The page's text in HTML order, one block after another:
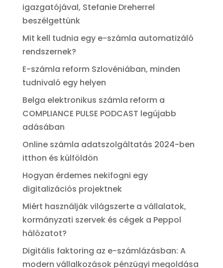
igazgatójával, Stefanie Dreherrel
beszélgettünk
Mit kell tudnia egy e-számla automatizáló
rendszernek?
E-számla reform Szlovéniában, minden
tudnivaló egy helyen
Belga elektronikus számla reform a
COMPLIANCE PULSE PODCAST legújabb
adásában
Online számla adatszolgáltatás 2024-ben
itthon és külföldön
Hogyan érdemes nekifogni egy
digitalizációs projektnek
Miért használják világszerte a vállalatok,
kormányzati szervek és cégek a Peppol
hálózatot?
Digitális faktoring az e-számlázásban: A
modern vállalkozások pénzügyi megoldása